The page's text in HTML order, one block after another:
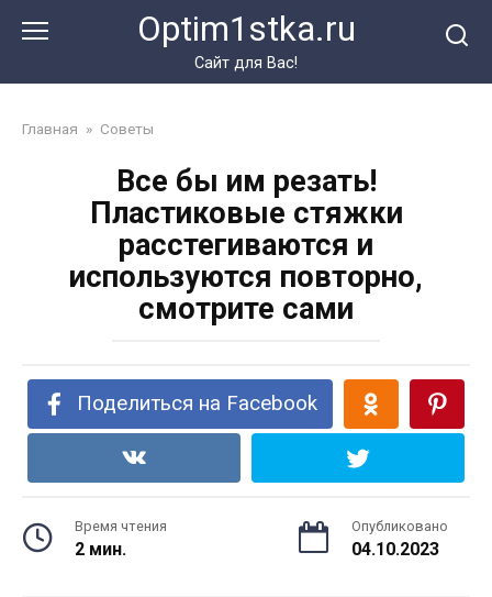
Optim1stka.ru
Сайт для Вас!
Главная » Советы
Все бы им резать!
Пластиковые стяжки
расстегиваются и
используются повторно,
смотрите сами
Поделиться на Facebook
Время чтения
2 мин.
Опубликовано
04.10.2023